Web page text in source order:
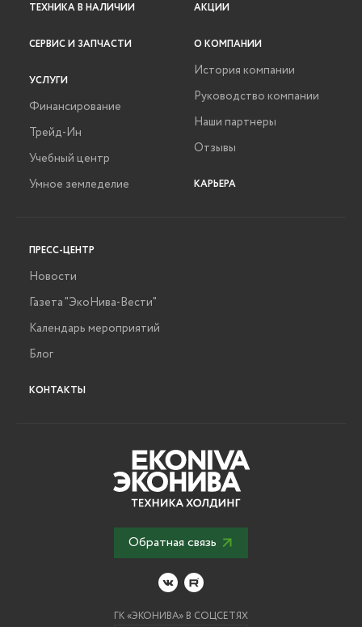
ТЕХНИКА В НАЛИЧИИ
СЕРВИС И ЗАПЧАСТИ
УСЛУГИ
Финансирование
Трейд-Ин
Учебный центр
Умное земледелие
АКЦИИ
О КОМПАНИИ
История компании
Руководство компании
Наши партнеры
Отзывы
КАРЬЕРА
ПРЕСС-ЦЕНТР
Новости
Газета "ЭкоНива-Вести"
Календарь мероприятий
Блог
КОНТАКТЫ
Обратная связь
ГК «ЭКОНИВА» В СОЦСЕТЯХ